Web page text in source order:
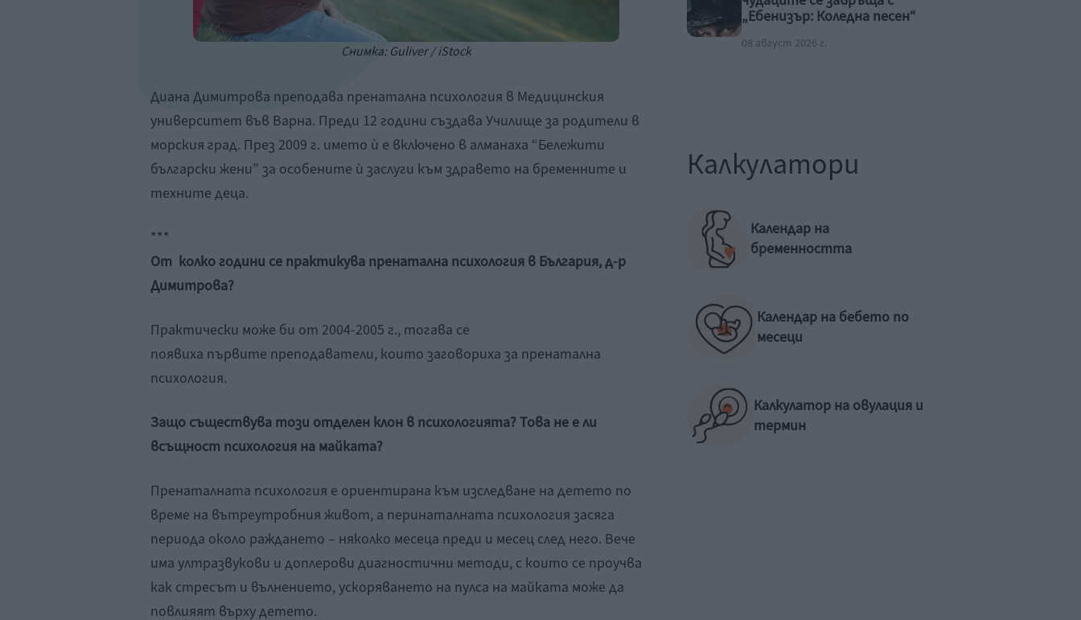
Снимка: Guliver / iStock
Диана Димитрова преподава пренатална психология в Медицинския
университет във Варна. Преди 12 години създава Училище за родители в
морския град. През 2009 г. името ѝ е включено в алманаха “Бележити
български жени” за особените ѝ заслуги към здравето на бременните и
техните деца.
***
От колко години се практикува пренатална психология в България, д-р
Димитрова?
Практически може би от 2004-2005 г., тогава се
появиха първите преподаватели, които заговориха за пренатална
психология.
Защо съществува този отделен клон в психологията? Това не е ли
всъщност психология на майката?
Пренаталната психология е ориентирана към изследване на детето по
време на вътреутробния живот, а перинаталната психология засяга
периода около раждането – няколко месеца преди и месец след него. Вече
има ултразвукови и доплерови диагностични методи, с които се проучва
как стресът и вълнението, ускоряването на пулса на майката може да
повлияят върху детето.
„Ебенизър: Коледна песен“
08 август 2026 г.
Калкулатори
Календар на
бременността
Календар на бебето по
месеци
Калкулатор на овулация и
термин